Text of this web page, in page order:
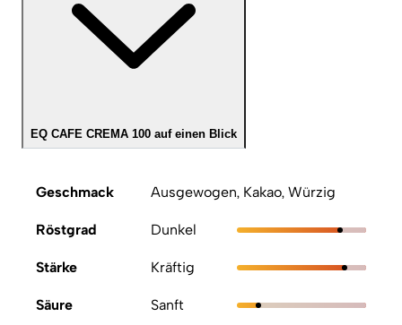
EQ CAFE CREMA 100 auf einen Blick
Geschmack Ausgewogen, Kakao, Würzig
Röstgrad Dunkel
Stärke Kräftig
Säure Sanft